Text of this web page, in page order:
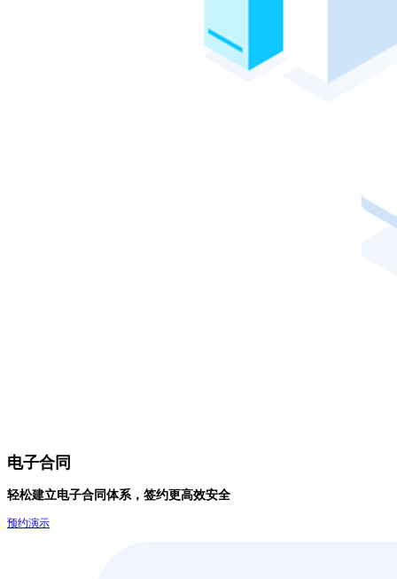
电子合同
轻松建立电子合同体系，签约更高效安全
预约演示